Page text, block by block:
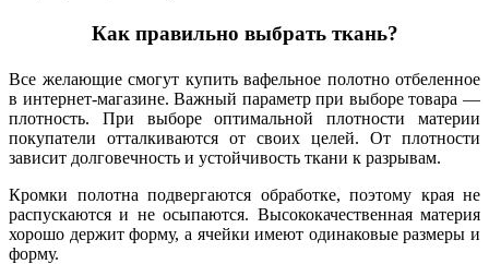
Как правильно выбрать ткань?
Все желающие смогут купить вафельное полотно отбеленное
в интернет-магазине. Важный параметр при выборе товара —
плотность. При выборе оптимальной плотности материи
покупатели отталкиваются от своих целей. От плотности
зависит долговечность и устойчивость ткани к разрывам.
Кромки полотна подвергаются обработке, поэтому края не
распускаются и не осыпаются. Высококачественная материя
хорошо держит форму, а ячейки имеют одинаковые размеры и
форму.